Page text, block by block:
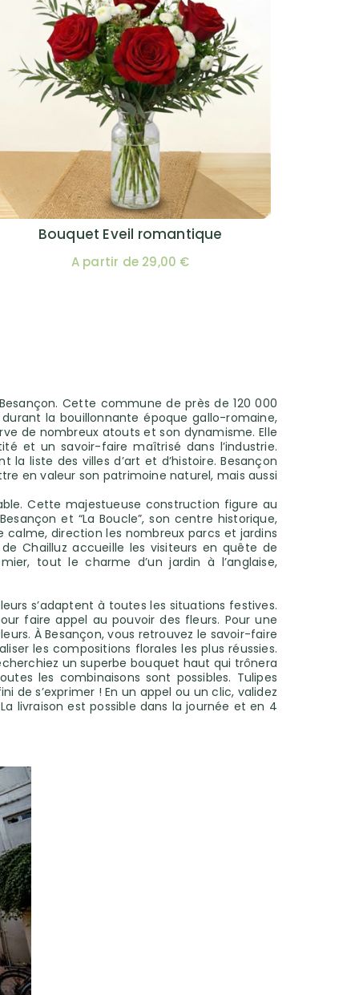
Bouquet Eveil romantique
A partir de 29,00 €
Cette commune de près de 120 000
la bouillonnante époque gallo-romaine,
de nombreux atouts et son dynamisme. Elle
et un savoir-faire maîtrisé dans l’industrie.
liste des villes d’art et d’histoire. Besançon
en valeur son patrimoine naturel, mais aussi
Cette majestueuse construction figure au
et “La Boucle”, son centre historique,
calme, direction les nombreux parcs et jardins
Chailluz accueille les visiteurs en quête de
tout le charme d’un jardin à l’anglaise,
s’adaptent à toutes les situations festives.
faire appel au pouvoir des fleurs. Pour une
À Besançon, vous retrouvez le savoir-faire
les compositions florales les plus réussies.
un superbe bouquet haut qui trônera
les combinaisons sont possibles. Tulipes
de s’exprimer ! En un appel ou un clic, validez
livraison est possible dans la journée et en 4